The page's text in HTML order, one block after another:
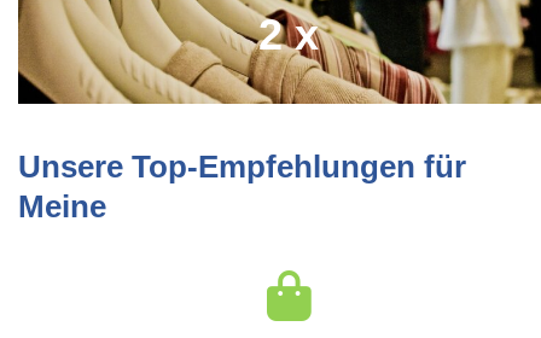
2 x
Unsere Top-Empfehlungen für
Meine